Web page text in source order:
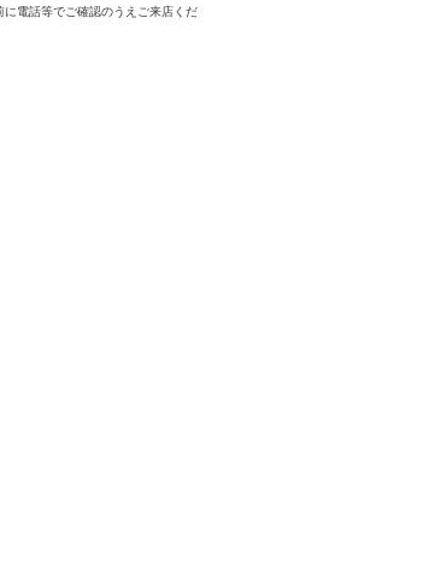
電話等でご確認のうえご来店くだ